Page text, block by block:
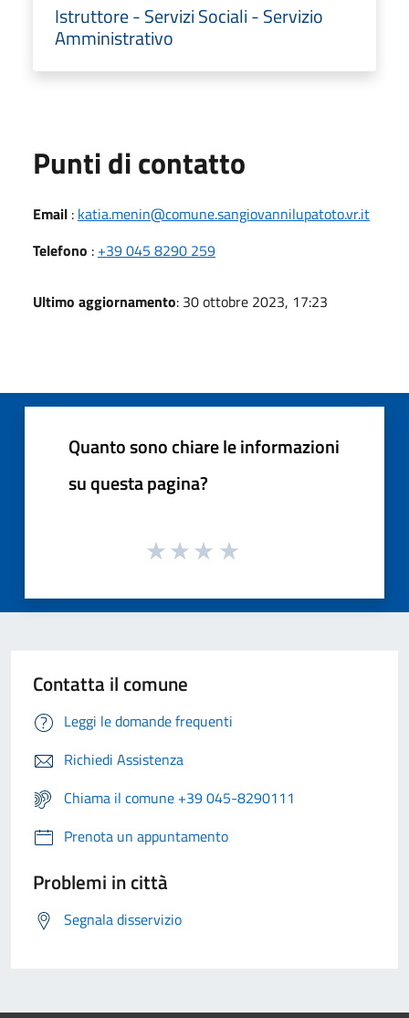
Istruttore - Servizi Sociali - Servizio
Amministrativo
Punti di contatto
Email : katia.menin@comune.sangiovannilupatoto.vr.it
Telefono : +39 045 8290 259
Ultimo aggiornamento: 30 ottobre 2023, 17:23
Quanto sono chiare le informazioni
su questa pagina?
Contatta il comune
Leggi le domande frequenti
Richiedi Assistenza
Chiama il comune +39 045-8290111
Prenota un appuntamento
Problemi in città
Segnala disservizio